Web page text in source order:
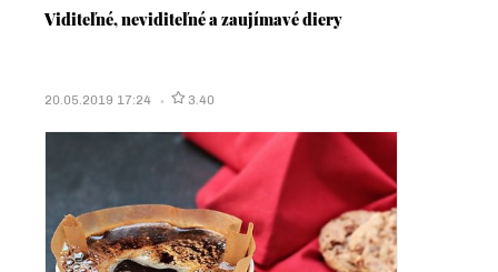
Viditeľné, neviditeľné a zaujímavé diery
20.05.2019 17:24 3.40